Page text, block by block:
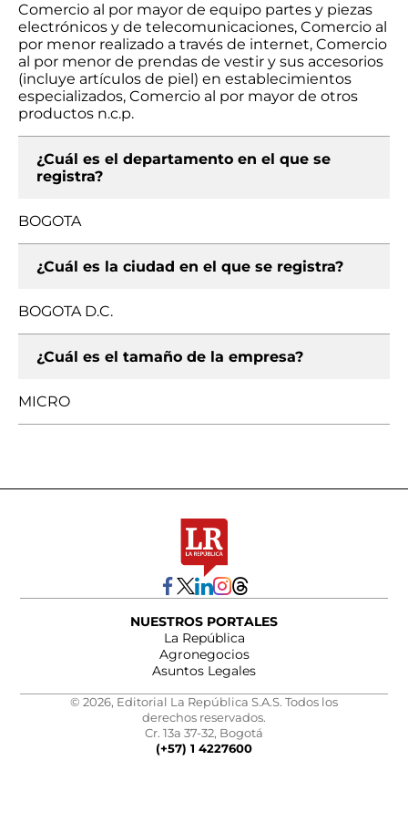
Comercio al por mayor de equipo partes y piezas
electrónicos y de telecomunicaciones, Comercio al
por menor realizado a través de internet, Comercio
al por menor de prendas de vestir y sus accesorios
(incluye artículos de piel) en establecimientos
especializados, Comercio al por mayor de otros
productos n.c.p.
¿Cuál es el departamento en el que se
registra?
BOGOTA
¿Cuál es la ciudad en el que se registra?
BOGOTA D.C.
¿Cuál es el tamaño de la empresa?
MICRO
NUESTROS PORTALES
La República
Agronegocios
Asuntos Legales
© 2026, Editorial La República S.A.S. Todos los
derechos reservados.
Cr. 13a 37-32, Bogotá
(+57) 1 4227600